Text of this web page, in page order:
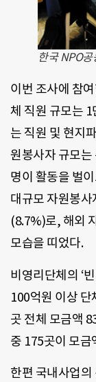
한국 NPO공
이번 조사에 참
체 직원 규모는
는 직원 및 현지
원봉사자 규모
명이 활동을 벌
대규모 자원봉
(8.7%)로, 해외
모습을 띠었다.
비영리단체의 ‘
100억원 이상
곳 전체 모금액
중 175곳이 모금
한편 국내사업